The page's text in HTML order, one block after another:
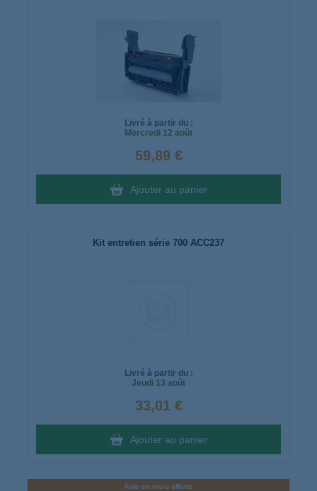
Livré à partir du :
Mercredi 12 août
59,89 €
Ajouter au panier
Kit entretien série 700 ACC237
Livré à partir du :
Jeudi 13 août
33,01 €
Ajouter au panier
Aide en visio offerte